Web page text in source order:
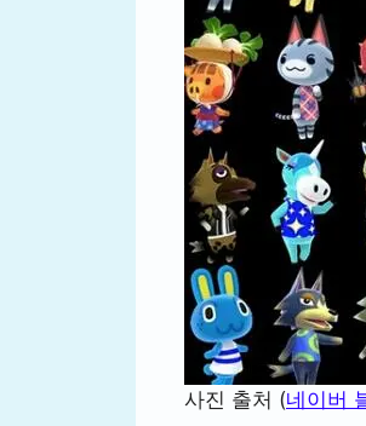
사진 출처 (네이버